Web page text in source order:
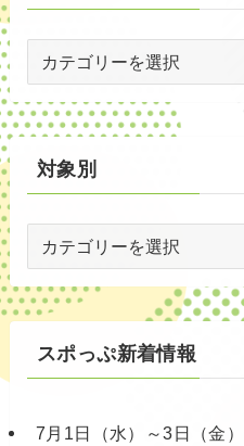
別
対象別
別
スポっぷ新着情報
7月1日（水）～3日（金